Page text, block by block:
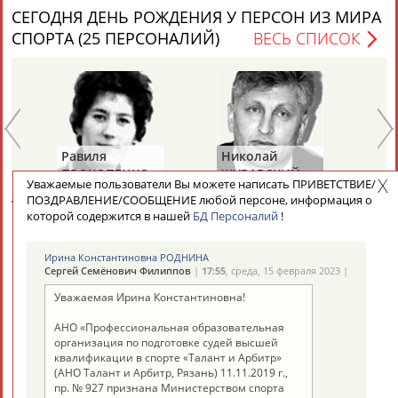
17.08.2025
ТАБЛО АКТИВНОСТИ
ЦЕЛИ ПРОЕКТА КОНТАКТЫ НАШИ КНОПКИ РЕКЛАМА
Вопросы сотрудничества и совместной деятельностиinform@infosport.ru
Стадион, 1998-2026
Подпишись
СЕГОДНЯ ДЕНЬ РОЖДЕНИЯ У ПЕРСОН ИЗ МИРА
СПОРТА (25 ПЕРСОНАЛИЙ)
ВЕСЬ СПИСОК
Равиля
ПРОКОПЕНКО
(САЛИМОВА)
Николай
ЖУРАВСКИЙ
СЕГОДНЯ ДЕНЬ ПАМЯТИ У ПЕРСОН ИЗ МИРА
Виталия
ТУОМАЙТЕ
Михаил
ШАХОВ
Уважаемые пользователи Вы можете написать ПРИВЕТСТВИЕ/
ПОЗДРАВЛЕНИЕ/СООБЩЕНИЕ любой персоне, информация о
которой содержится в нашей БД Персоналий!
Ирина Константиновна РОДНИНА
Сергей Семёнович Филиппов| 17:55, среда, 15 февраля 2023 |
Уважаемая Ирина Константиновна!
АНО «Профессиональная образовательная
организация по подготовке судей высшей
квалификации в спорте «Талант и Арбитр»
(АНО Талант и Арбитр, Рязань) 11.11.2019 г.,
пр. № 927 признана Министерством спорта